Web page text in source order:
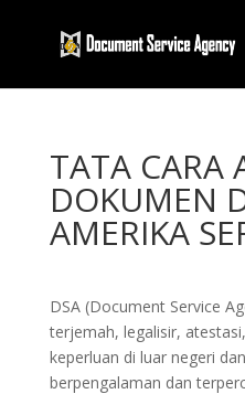
TATA CARA
DOKUMEN
AMERIKA
DSA (Document Service
terjemah, legalisir,
keperluan di luar negeri
berpengalaman dan